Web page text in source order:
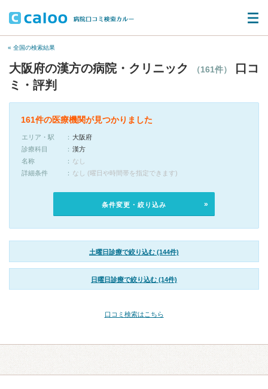
« 全国の検索結果
大阪府の漢方の病院・クリニック （161件）
口コ
ミ・評判
161件の医療機関が見つかりました
エリア・駅
大阪府
診療科目
漢方
名称
なし
詳細条件
なし (曜日や時間帯を指定できます)
条件変更・絞り込み
土曜日診療で絞り込む (144件)
日曜日診療で絞り込む (14件)
口コミ検索はこちら